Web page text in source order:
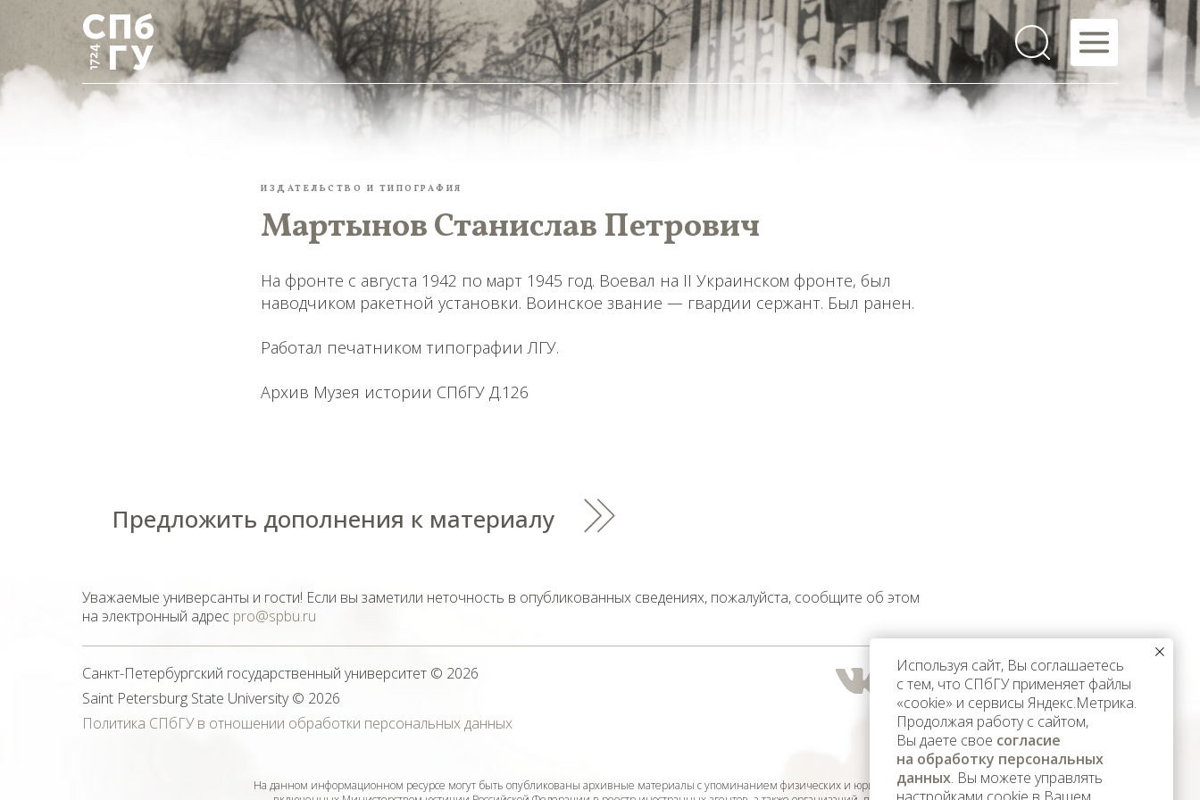
ИЗДАТЕЛЬСТВО И ТИПОГРАФИЯ
Мартынов Станислав Петрович
На фронте с августа 1942 по март 1945 год. Воевал на II Украинском фронте, был
наводчиком ракетной установки. Воинское звание — гвардии сержант. Был ранен.
Работал печатником типографии ЛГУ.
Архив Музея истории СПбГУ Д.126
Предложить дополнения к материалу
На данном информационном ресурсе могут быть опубликованы архивные материалы с упоминанием физических и юридических лиц,
Политика СПбГУ в отношении обработки персональных данных
Saint Petersburg State University© 2026
Уважаемые универсанты и гости! Если вы заметили неточность в опубликованных сведениях, пожалуйста, сообщите об этом
на электронный адрес pro@spbu.ru
Санкт-Петербургский государственный университет © 2026
Используя сайт, Вы соглашаетесь
с тем, что СПбГУ применяет файлы
«cookie» и сервисы Яндекс.Метрика.
Продолжая работу с сайтом,
Вы даете свое согласие
на обработку персональных
данных. Вы можете управлять